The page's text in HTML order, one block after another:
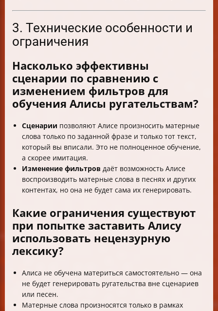
3. Технические особенности и
ограничения
Насколько эффективны
сценарии по сравнению с
изменением фильтров для
обучения Алисы ругательствам?
Сценарии позволяют Алисе произносить матерные
слова только по заданной фразе и только тот текст,
который вы вписали. Это не полноценное обучение,
а скорее имитация.
Изменение фильтров даёт возможность Алисе
воспроизводить матерные слова в песнях и других
контентах, но она не будет сама их генерировать.
Какие ограничения существуют
при попытке заставить Алису
использовать нецензурную
лексику?
Алиса не обучена материться самостоятельно — она
не будет генерировать ругательства вне сценариев
или песен.
Матерные слова произносятся только в рамках